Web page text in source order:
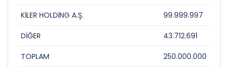
KİLER HOLDİNG A.Ş. 99.999.997
DİĞER 43.712.691
TOPLAM 250.000.000